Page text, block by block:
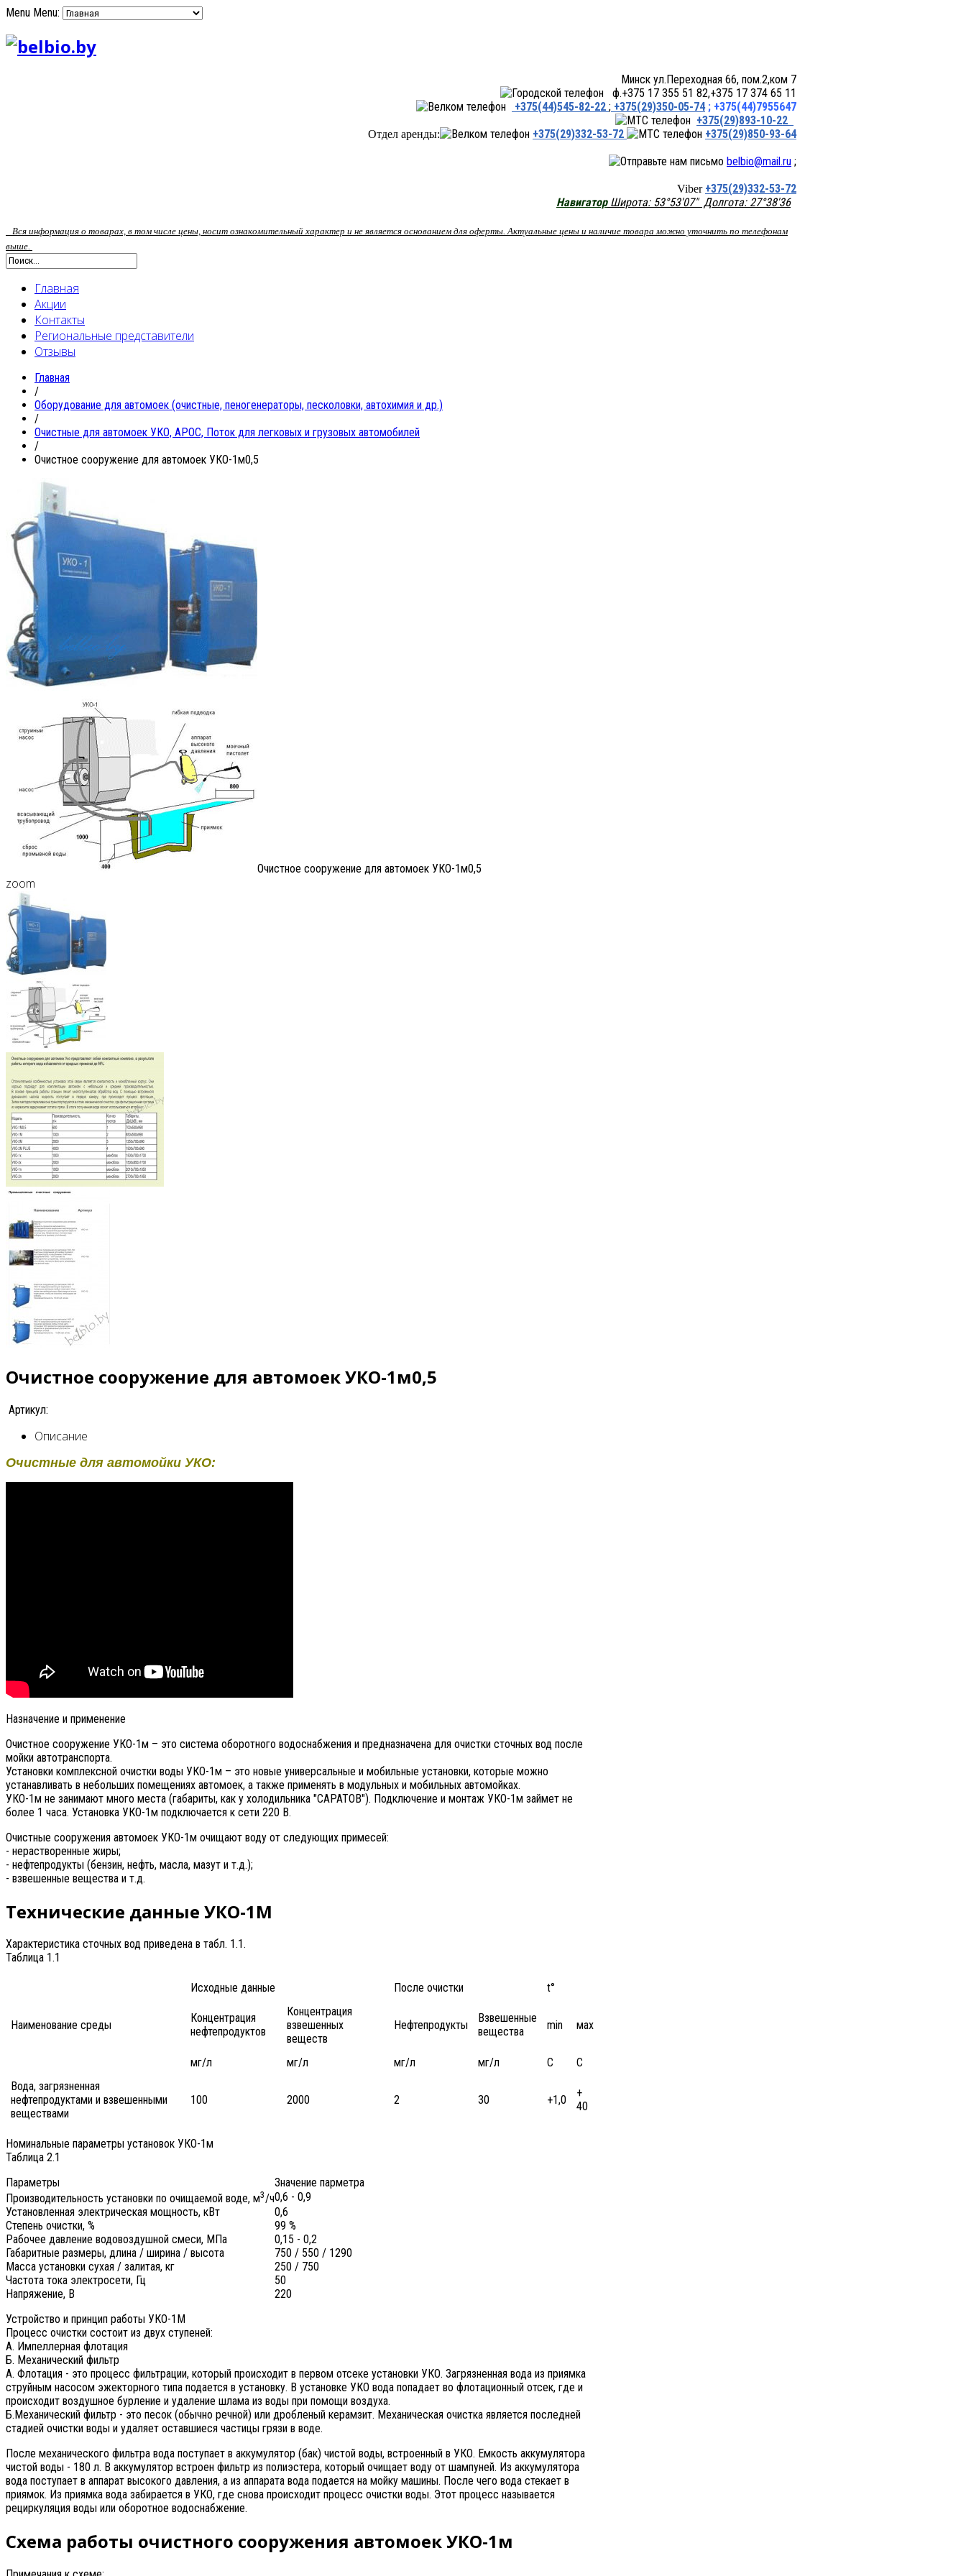
Menu Menu:
Минск ул.Переходная 66, пом.2,ком 7
ф.+375 17 355 51 82,+375 17 374 65 11
+375(44)545-82-22 ; +375(29)350-05-74 ; +375(44)7955647
+375(29)893-10-22
Отдел аренды: +375(29)332-53-72
+375(29)850-93-64
belbio@mail.ru ;
Viber +375(29)332-53-72
НавигаторШирота: 53°53'07" Долгота: 27°38'36
Вся информация о товарах, в том числе цены, носит ознакомительный характер и не является основанием для оферты. Актуальные цены и наличие товара можно уточнить по телефонам
выше.
Главная
Акции
Контакты
Региональные представители
Отзывы
Главная
/
Oборудование для автомоек (очистные, пеногенераторы, песколовки, автохимия и др.)
/
Очистные для автомоек УКО, АРОС, Поток для легковых и грузовых автомобилей
/
Очистное сооружение для автомоек УКО-1м0,5
Очистное сооружение для автомоек УКО-1м0,5
zoom
Очистное сооружение для автомоек УКО-1м0,5
Артикул:
Описание
Очистные для автомойки УКО:
Назначение и применение
Очистное сооружение УКО-1м – это система оборотного водоснабжения и предназначена для очистки сточных вод после
мойки автотранспорта.
Установки комплексной очистки воды УКО-1м – это новые универсальные и мобильные установки, которые можно
устанавливать в небольших помещениях автомоек, а также применять в модульных и мобильных автомойках.
УКО-1м не занимают много места (габариты, как у холодильника "САРАТОВ"). Подключение и монтаж УКО-1м займет не
более 1 часа. Установка УКО-1м подключается к сети 220 В.
Очистные сооружения автомоек УКО-1м очищают воду от следующих примесей:
- нерастворенные жиры;
- нефтепродукты (бензин, нефть, масла, мазут и т.д.);
- взвешенные вещества и т.д.
Технические данные УКО-1М
Характеристика сточных вод приведена в табл. 1.1.
Таблица 1.1
Наименование среды
Исходные данные После очистки t°
Концентрация
нефтепродуктов
Концентрация
взвешенных
веществ
Нефтепродукты
Взвешенные
вещества
min мах
мг/л мг/л мг/л мг/л С
С
Вода, загрязненная
нефтепродуктами и взвешенными
веществами
100 2000 2 30 +1,0
+
40
Номинальные параметры установок УКО-1м
Таблица 2.1
Параметры
Значение парметра
Производительность установки по очищаемой воде, м3/ч0,6 - 0,9
Установленная электрическая мощность, кВт
0,6
Степень очистки, %
99 %
Рабочее давление водовоздушной смеси, МПа
0,15 - 0,2
Габаритные размеры, длина / ширина / высота
750 / 550 / 1290
Масса установки сухая / залитая, кг
250 / 750
Частота тока электросети, Гц
50
Напряжение, В
220
Устройство и принцип работы УКО-1М
Процесс очистки состоит из двух ступеней:
А. Импеллерная флотация
Б. Механический фильтр
А. Флотация - это процесс фильтрации, который происходит в первом отсеке установки УКО. Загрязненная вода из приямка
струйным насосом эжекторного типа подается в установку. В установке УКО вода попадает во флотационный отсек, где и
происходит воздушное бурление и удаление шлама из воды при помощи воздуха.
Б.Механический фильтр - это песок (обычно речной) или дробленый керамзит. Механическая очистка является последней
стадией очистки воды и удаляет оставшиеся частицы грязи в воде.
После механического фильтра вода поступает в аккумулятор (бак) чистой воды, встроенный в УКО. Емкость аккумулятора
чистой воды - 180 л. В аккумулятор встроен фильтр из полиэстера, который очищает воду от шампуней. Из аккумулятора
вода поступает в аппарат высокого давления, а из аппарата вода подается на мойку машины. После чего вода стекает в
приямок. Из приямка вода забирается в УКО, где снова происходит процесс очистки воды. Этот процесс называется
рециркуляция воды или оборотное водоснабжение.
Схема работы очистного сооружения автомоек УКО-1м